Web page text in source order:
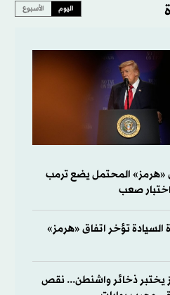
اليوم الأسبوع
«هرمز» المحتمل يضع ترمب
صعب
السيادة تؤخر اتفاق «هرمز»
يختبر ذخائر واشنطن... نقص